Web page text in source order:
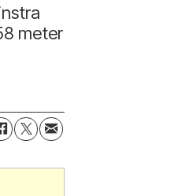
meter